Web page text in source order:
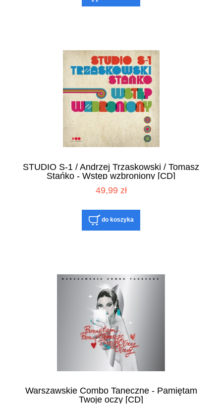
STUDIO S-1 / Andrzej Trzaskowski / Tomasz
Stańko - Wstęp wzbroniony [CD]
49,99 zł
do koszyka
Warszawskie Combo Taneczne - Pamiętam
Twoje oczy [CD]